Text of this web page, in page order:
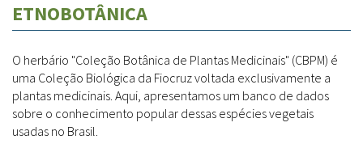
ETNOBOTÂNICA
O herbário "Coleção Botânica de Plantas Medicinais" (CBPM) é
uma Coleção Biológica da Fiocruz voltada exclusivamente a
plantas medicinais. Aqui, apresentamos um banco de dados
sobre o conhecimento popular dessas espécies vegetais
usadas no Brasil.